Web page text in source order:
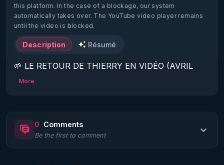
this platform. In the case of a blockage, our system
automatically takes over. The YouTube video player remains
until the video is blocked.
Description Résumé
🌱 LE RETOUR DE THIERRY EN VIDÉO (AVRIL
2022)!
https://www.rgnr.fr/presentation.html
🌱 LE MAGAZINE RÉGÉNÈRE
More
0 Comments
Be the first to comment